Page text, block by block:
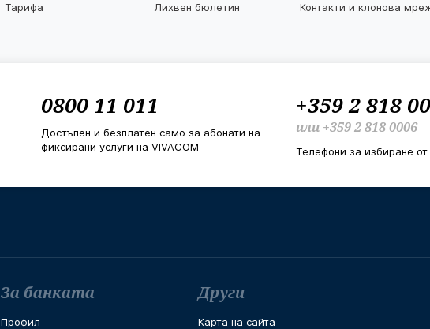
Тарифа Лихвен бюлетин Контакти и клонова
0800 11 011
Достъпен и безплатен само за абонати на
фиксирани услуги на VIVACOM
+359 2 818
или +359 2 818 0006
Телефони за избиране
За банката
Профил
Други
Карта на сайта